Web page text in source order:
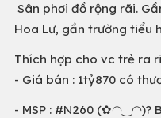
Sân phơi đồ rộng rãi.
Hoa Lư, gần trường tiểu
Thích hợp cho vc trẻ ra
- Giá bán : 1tỷ870 có
- MSP : #N260 (✿◠‿◠)?